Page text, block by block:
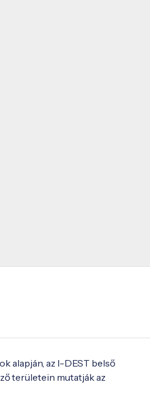
alapján, az I-DEST belső
területein mutatják az